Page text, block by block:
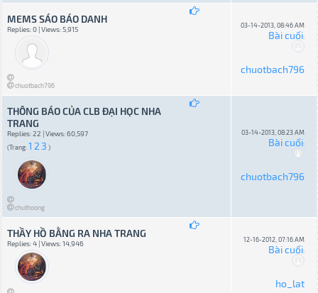
MEMS SÁO BÁO DANH
Replies: 0 | Views: 5,915
chuotbach796
03-14-2013, 08:46 AM
Bài cuối:
chuotbach796
THÔNG BÁO CỦA CLB ĐẠI HỌC NHA
TRANG
Replies: 22 | Views: 60,597
(Trang:1 2 3 )
chuthoong
03-14-2013, 08:23 AM
Bài cuối:
chuotbach796
THẦY HỒ BẰNG RA NHA TRANG
Replies: 4 | Views: 14,946 12-16-2012, 07:16 AM
Bài cuối:
ho_lat